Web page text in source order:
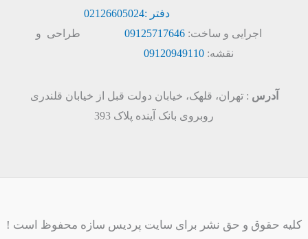
دفتر :02126605024
اجرایی و ساخت:09125717646
طراحی و
نقشه:09120949110
آدرس : تهران، قلهک، خیابان دولت قبل از خیابان قلندری
روبروی بانک آینده پلاک 393
کلیه حقوق و حق نشر برای سایت پردیس سازه محفوظ است !